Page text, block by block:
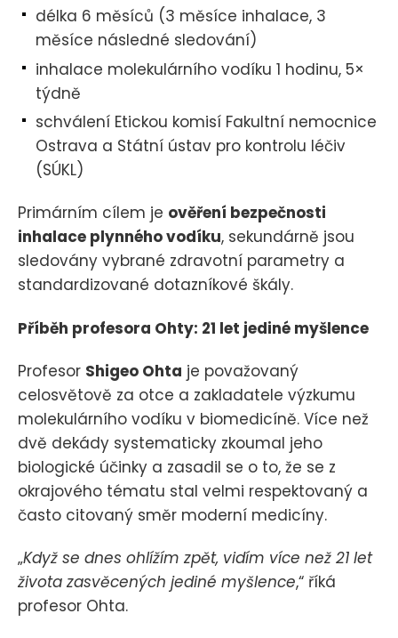
délka 6 měsíců (3 měsíce inhalace, 3
měsíce následné sledování)
inhalace molekulárního vodíku 1 hodinu, 5×
týdně
schválení Etickou komisí Fakultní nemocnice
Ostrava a Státní ústav pro kontrolu léčiv
(SÚKL)
Primárním cílem je ověření bezpečnosti
inhalace plynného vodíku, sekundárně jsou
sledovány vybrané zdravotní parametry a
standardizované dotazníkové škály.
Příběh profesora Ohty: 21 let jediné myšlence
Profesor Shigeo Ohta je považovaný
celosvětově za otce a zakladatele výzkumu
molekulárního vodíku v biomedicíně. Více než
dvě dekády systematicky zkoumal jeho
biologické účinky a zasadil se o to, že se z
okrajového tématu stal velmi respektovaný a
často citovaný směr moderní medicíny.
„Když se dnes ohlížím zpět, vidím více než 21 let
života zasvěcených jediné myšlence,“ říká
profesor Ohta.